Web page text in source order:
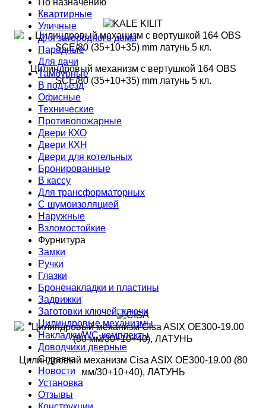
По назначению
Квартирные
Уличные
Для загородного дома
Парадные
Для дачи
Тамбурные
В подъезд
Офисные
Технические
Противопожарные
Двери КХО
Двери КХН
Двери для котельных
Бронированные
В кассу
Для трансформаторных
С шумоизоляцией
Наружные
Взломостойкие
Фурнитура
Замки
Ручки
Глазки
Броненакладки и пластины
Задвижки
Заготовки ключей, ключи
Цилиндровые механизмы
Накладки/WC-комплекты
Доводчики дверные
Справка
Новости
Установка
Отзывы
Цилиндровый механизм с вертушкой 164 OBS
SCE/80 (35+10+35) mm латунь 5 кл.
Цилиндровый механизм Cisa ASIX OE300-19.00 (80
мм/30+10+40), ЛАТУНЬ